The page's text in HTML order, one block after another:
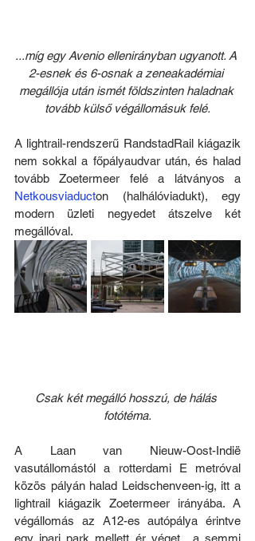
...míg egy Avenio ellenirányban ugyanott. A
2-esnek és 6-osnak a zeneakadémiai
megállója után ismét földszinten haladnak
tovább külső végállomásuk felé.
A lightrail-rendszerű RandstadRail kiágazik
nem sokkal a főpályaudvar után, és halad
Netkousviaducton (halhálóviadukt), egy
modern üzleti negyedet átszelve két
megállóval.
Csak két megálló hosszú, de hálás
fotótéma.
A Laan van Nieuw-Oost-Indië
vasutállomástól a rotterdami E metróval
közös pályán halad Leidschenveen-ig, itt a
lightrail kiágazik Zoetermeer irányába. A
végállomás az A12-es autópálya érintve
egy ipari park mellett ér véget, „a semmi